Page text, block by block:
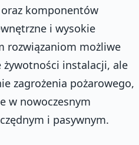
oraz komponentów
i wysokie
rozwiązaniom możliwe
instalacji, ale
zagrożenia pożarowego,
w nowoczesnym
i pasywnym.